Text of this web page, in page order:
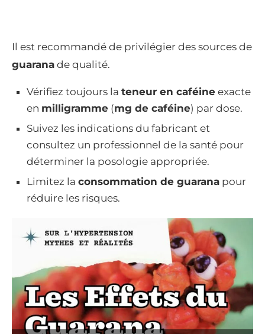
Il est recommandé de privilégier des sources de
guarana de qualité.
Vérifiez toujours la teneur en caféine exacte
en milligramme (mg de caféine) par dose.
Suivez les indications du fabricant et
consultez un professionnel de la santé pour
déterminer la posologie appropriée.
Limitez la consommation de guarana pour
réduire les risques.